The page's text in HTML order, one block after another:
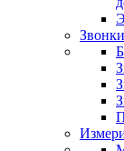
Звонки